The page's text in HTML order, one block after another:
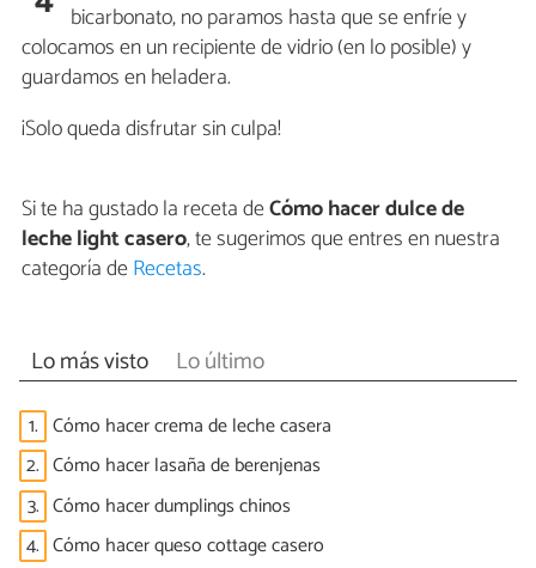
bicarbonato, no paramos hasta que se enfríe y
colocamos en un recipiente de vidrio (en lo posible) y
guardamos en heladera.
¡Solo queda disfrutar sin culpa!
Si te ha gustado la receta deCómo hacer dulce de
leche light casero, te sugerimos que entres en nuestra
categoría deRecetas.
Lo más visto Lo último
1. Cómo hacer crema de leche casera
2. Cómo hacer lasaña de berenjenas
3. Cómo hacer dumplings chinos
4. Cómo hacer queso cottage casero